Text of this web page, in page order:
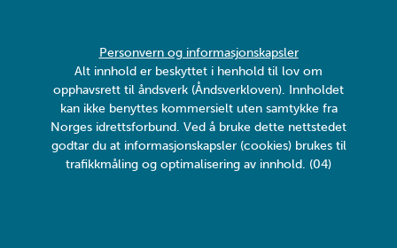
Personvern og informasjonskapsler
Alt innhold er beskyttet i henhold til lov om
opphavsrett til åndsverk (Åndsverkloven). Innholdet
kan ikke benyttes kommersielt uten samtykke fra
Norges idrettsforbund. Ved å bruke dette nettstedet
godtar du at informasjonskapsler (cookies) brukes til
trafikkmåling og optimalisering av innhold. (04)